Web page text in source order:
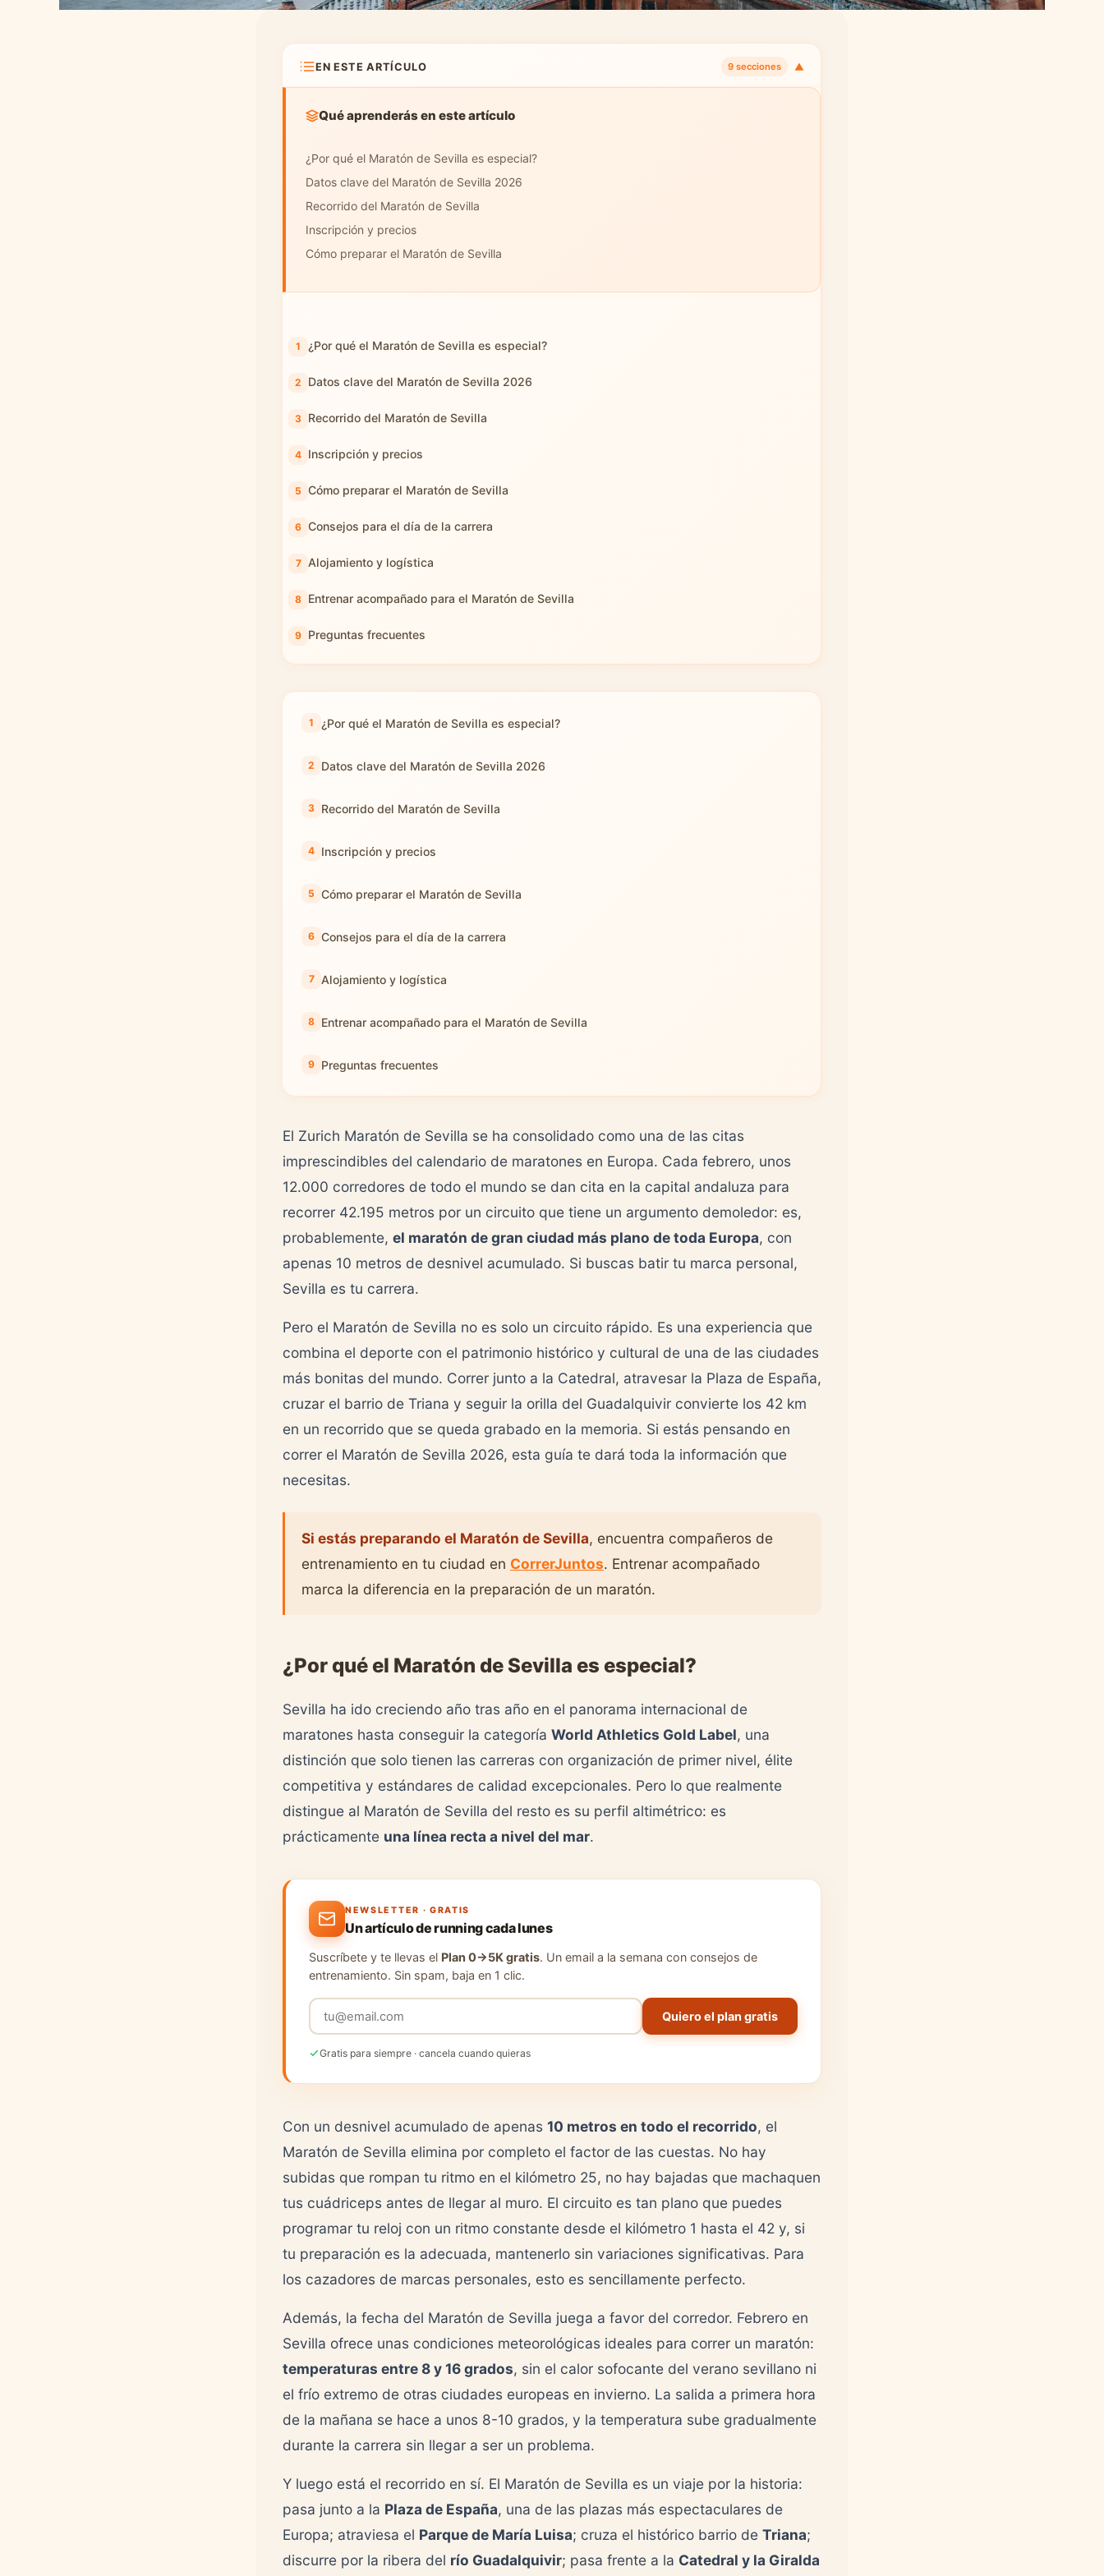
EN ESTE ARTÍCULO 9 secciones ▼
Qué aprenderás en este artículo
¿Por qué el Maratón de Sevilla es especial?
Datos clave del Maratón de Sevilla 2026
Recorrido del Maratón de Sevilla
Inscripción y precios
Cómo preparar el Maratón de Sevilla
¿Por qué el Maratón de Sevilla es especial?
Datos clave del Maratón de Sevilla 2026
Recorrido del Maratón de Sevilla
Inscripción y precios
Cómo preparar el Maratón de Sevilla
Consejos para el día de la carrera
Alojamiento y logística
Entrenar acompañado para el Maratón de Sevilla
Preguntas frecuentes
¿Por qué el Maratón de Sevilla es especial?
Datos clave del Maratón de Sevilla 2026
Recorrido del Maratón de Sevilla
Inscripción y precios
Cómo preparar el Maratón de Sevilla
Consejos para el día de la carrera
Alojamiento y logística
Entrenar acompañado para el Maratón de Sevilla
Preguntas frecuentes
El Zurich Maratón de Sevilla se ha consolidado como una de las citas
imprescindibles del calendario de maratones en Europa. Cada febrero, unos
12.000 corredores de todo el mundo se dan cita en la capital andaluza para
recorrer 42.195 metros por un circuito que tiene un argumento demoledor: es,
probablemente, el maratón de gran ciudad más plano de toda Europa, con
apenas 10 metros de desnivel acumulado. Si buscas batir tu marca personal,
Sevilla es tu carrera.
Pero el Maratón de Sevilla no es solo un circuito rápido. Es una experiencia que
combina el deporte con el patrimonio histórico y cultural de una de las ciudades
más bonitas del mundo. Correr junto a la Catedral, atravesar la Plaza de España,
cruzar el barrio de Triana y seguir la orilla del Guadalquivir convierte los 42 km
en un recorrido que se queda grabado en la memoria. Si estás pensando en
correr el Maratón de Sevilla 2026, esta guía te dará toda la información que
necesitas.
Si estás preparando el Maratón de Sevilla, encuentra compañeros de
entrenamiento en tu ciudad en CorrerJuntos. Entrenar acompañado
marca la diferencia en la preparación de un maratón.
¿Por qué el Maratón de Sevilla es especial?
Sevilla ha ido creciendo año tras año en el panorama internacional de
maratones hasta conseguir la categoría World Athletics Gold Label, una
distinción que solo tienen las carreras con organización de primer nivel, élite
competitiva y estándares de calidad excepcionales. Pero lo que realmente
distingue al Maratón de Sevilla del resto es su perfil altimétrico: es
prácticamente una línea recta a nivel del mar.
NEWSLETTER · GRATIS
Un artículo de running cada lunes
Suscríbete y te llevas el Plan 0→5K gratis. Un email a la semana con consejos de
entrenamiento. Sin spam, baja en 1 clic.
Quiero el plan gratis
Gratis para siempre · cancela cuando quieras
Con un desnivel acumulado de apenas 10 metros en todo el recorrido, el
Maratón de Sevilla elimina por completo el factor de las cuestas. No hay
subidas que rompan tu ritmo en el kilómetro 25, no hay bajadas que machaquen
tus cuádriceps antes de llegar al muro. El circuito es tan plano que puedes
programar tu reloj con un ritmo constante desde el kilómetro 1 hasta el 42 y, si
tu preparación es la adecuada, mantenerlo sin variaciones significativas. Para
los cazadores de marcas personales, esto es sencillamente perfecto.
Además, la fecha del Maratón de Sevilla juega a favor del corredor. Febrero en
Sevilla ofrece unas condiciones meteorológicas ideales para correr un maratón:
temperaturas entre 8 y 16 grados, sin el calor sofocante del verano sevillano ni
el frío extremo de otras ciudades europeas en invierno. La salida a primera hora
de la mañana se hace a unos 8-10 grados, y la temperatura sube gradualmente
durante la carrera sin llegar a ser un problema.
Y luego está el recorrido en sí. El Maratón de Sevilla es un viaje por la historia:
pasa junto a la Plaza de España, una de las plazas más espectaculares de
Europa; atraviesa el Parque de María Luisa; cruza el histórico barrio de Triana;
discurre por la ribera del río Guadalquivir; pasa frente a la Catedral y la Giralda